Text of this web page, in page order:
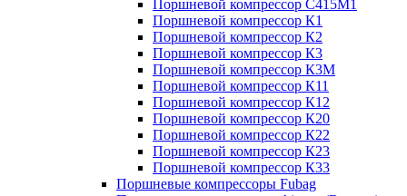
Поршневой компрессор С415М1
Поршневой компрессор К1
Поршневой компрессор К2
Поршневой компрессор К3
Поршневой компрессор К3М
Поршневой компрессор К11
Поршневой компрессор К12
Поршневой компрессор К20
Поршневой компрессор К22
Поршневой компрессор К23
Поршневой компрессор К33
Поршневые компрессоры Fubag